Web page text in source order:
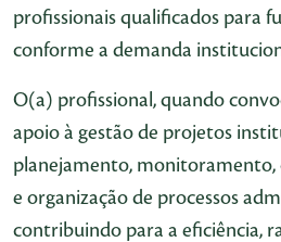
profissionais qualificados para
conforme a demanda
O(a) profissional, quando
apoio à gestão de projetos
planejamento,
e organização de processos
contribuindo para a eficiência,